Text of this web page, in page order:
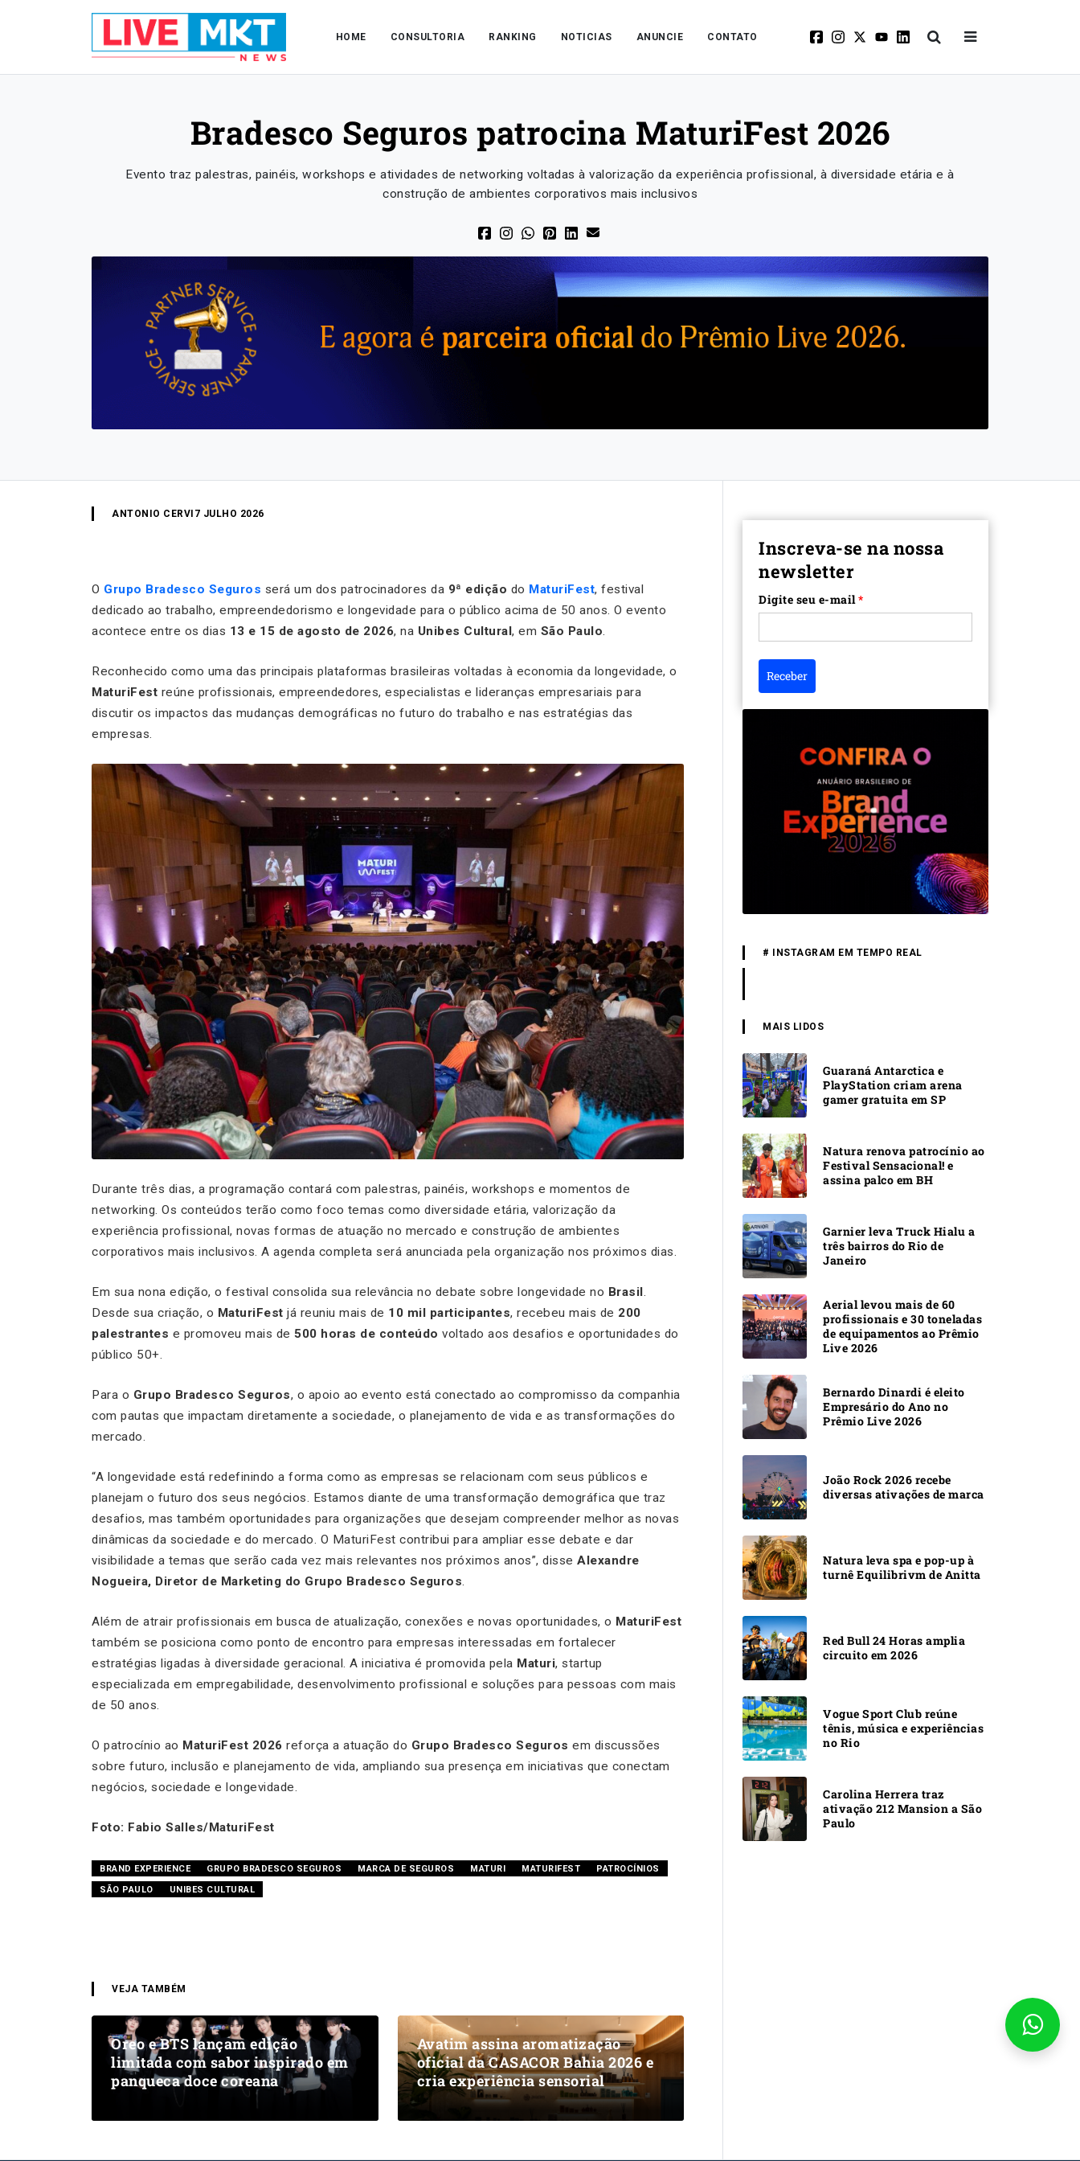
HOME CONSULTORIA RANKING NOTICIAS ANUNCIE CONTATO
Bradesco Seguros patrocina MaturiFest 2026
Evento traz palestras, painéis, workshops e atividades de networking voltadas à valorização da experiência profissional, à diversidade etária e à
construção de ambientes corporativos mais inclusivos
ANTONIO CERVI 7 JULHO 2026
O Grupo Bradesco Seguros será um dos patrocinadores da 9ª edição do MaturiFest, festival
dedicado ao trabalho, empreendedorismo e longevidade para o público acima de 50 anos. O evento
acontece entre os dias 13 e 15 de agosto de 2026, na Unibes Cultural, em São Paulo.
Reconhecido como uma das principais plataformas brasileiras voltadas à economia da longevidade, o
MaturiFest reúne profissionais, empreendedores, especialistas e lideranças empresariais para
discutir os impactos das mudanças demográficas no futuro do trabalho e nas estratégias das
empresas.
Durante três dias, a programação contará com palestras, painéis, workshops e momentos de
networking. Os conteúdos terão como foco temas como diversidade etária, valorização da
experiência profissional, novas formas de atuação no mercado e construção de ambientes
corporativos mais inclusivos. A agenda completa será anunciada pela organização nos próximos dias.
Em sua nona edição, o festival consolida sua relevância no debate sobre longevidade no Brasil.
Desde sua criação, o MaturiFest já reuniu mais de 10 mil participantes, recebeu mais de 200
palestrantes e promoveu mais de 500 horas de conteúdo voltado aos desafios e oportunidades do
público 50+.
Para o Grupo Bradesco Seguros, o apoio ao evento está conectado ao compromisso da companhia
com pautas que impactam diretamente a sociedade, o planejamento de vida e as transformações do
mercado.
“A longevidade está redefinindo a forma como as empresas se relacionam com seus públicos e
planejam o futuro dos seus negócios. Estamos diante de uma transformação demográfica que traz
desafios, mas também oportunidades para organizações que desejam compreender melhor as novas
dinâmicas da sociedade e do mercado. O MaturiFest contribui para ampliar esse debate e dar
visibilidade a temas que serão cada vez mais relevantes nos próximos anos”, disse Alexandre
Nogueira, Diretor de Marketing do Grupo Bradesco Seguros.
Além de atrair profissionais em busca de atualização, conexões e novas oportunidades, o MaturiFest
também se posiciona como ponto de encontro para empresas interessadas em fortalecer
estratégias ligadas à diversidade geracional. A iniciativa é promovida pela Maturi, startup
especializada em empregabilidade, desenvolvimento profissional e soluções para pessoas com mais
de 50 anos.
O patrocínio ao MaturiFest 2026 reforça a atuação do Grupo Bradesco Seguros em discussões
sobre futuro, inclusão e planejamento de vida, ampliando sua presença em iniciativas que conectam
negócios, sociedade e longevidade.
Foto: Fabio Salles/MaturiFest
BRAND EXPERIENCE GRUPO BRADESCO SEGUROS MARCA DE SEGUROS MATURI MATURIFEST
PATROCÍNIOS
SÃO PAULO
UNIBES CULTURAL
VEJA TAMBÉM
Oreo e BTS lançam edição
limitada com sabor inspirado em
panqueca doce coreana
Avatim assina aromatização
oficial da CASACOR Bahia 2026 e
cria experiência sensorial
Inscreva-se na nossa
newsletter
Digite seu e-mail*
Receber
# INSTAGRAM EM TEMPO REAL
MAIS LIDOS
Guaraná Antarctica e
PlayStation criam arena
gamer gratuita em SP
Natura renova patrocínio ao
Festival Sensacional! e
assina palco em BH
Garnier leva Truck Hialu a
três bairros do Rio de
Janeiro
Aerial levou mais de 60
profissionais e 30 toneladas
de equipamentos ao Prêmio
Live 2026
Bernardo Dinardi é eleito
Empresário do Ano no
Prêmio Live 2026
João Rock 2026 recebe
diversas ativações de marca
Natura leva spa e pop-up à
turnê Equilibrivm de Anitta
Red Bull 24 Horas amplia
circuito em 2026
Vogue Sport Club reúne
tênis, música e experiências
no Rio
Carolina Herrera traz
ativação 212 Mansion a São
Paulo